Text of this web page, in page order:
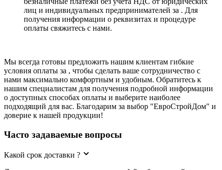
лиц и индивидуальных предпринимателей за . Для
получения информации о реквизитах и процедуре
оплаты свяжитесь с нами.
Мы всегда готовы предложить нашим клиентам гибкие
условия оплаты за , чтобы сделать ваше сотрудничество с
нами максимально комфортным и удобным. Обратитесь к
нашим специалистам для получения подробной информации
о доступных способах оплаты и выберите наиболее
подходящий для вас. Благодарим за выбор "ЕвроСтройДом" и
доверие к нашей продукции!
Часто задаваемые вопросы
Какой срок доставки ?